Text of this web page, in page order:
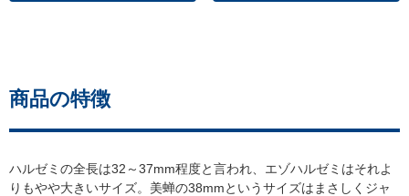
商品の特徴
ハルゼミの全長は32～37mm程度と言われ、エゾハルゼミはそれよ
りもやや大きいサイズ。美蝉の38mmというサイズはまさしくジャ